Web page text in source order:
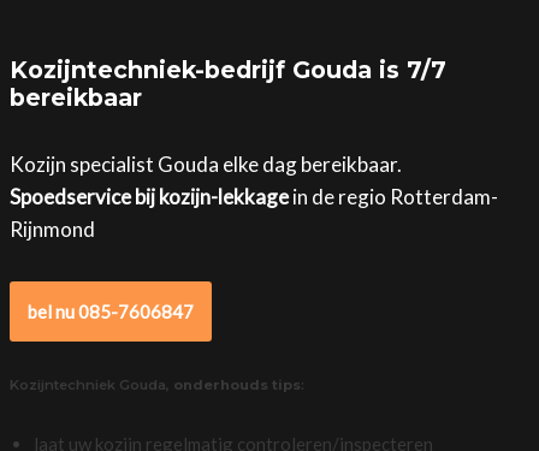
Kozijntechniek-bedrijf Gouda is 7/7
bereikbaar
Kozijn specialist Gouda elke dag bereikbaar.
Spoedservice bij kozijn-lekkagein de regio Rotterdam-
Rijnmond
bel nu 085-7606847
Kozijntechniek Gouda, onderhouds tips:
laat uw kozijn regelmatig controleren/inspecteren